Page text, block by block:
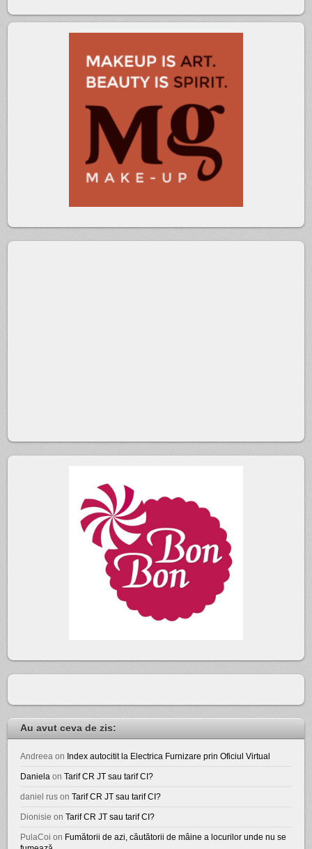
Au avut ceva de zis:
Andreea on Index autocitit la Electrica Furnizare prin Oficiul Virtual
Daniela onTarif CR JT sau tarif CI?
daniel rus onTarif CR JT sau tarif CI?
Dionisie onTarif CR JT sau tarif CI?
PulaCoi on Fumătorii de azi, căutătorii de mâine a locurilor unde nu se